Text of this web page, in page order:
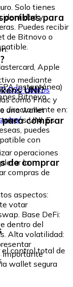
Solo tienes
identidad y
Puedes recibir
de Bitnovo o
para
Apple
Instantánea)
Bitnovo
mediante
puntos
como Fnac y
directamente en:
UNI?
una wallet
UNI. Es
puedes
con
comprar
operaciones
la
compras de
de comprar
aspectos:
votar
Base DeFi:
dentro del
Alta volatilidad:
importante
wallet segura
control total de